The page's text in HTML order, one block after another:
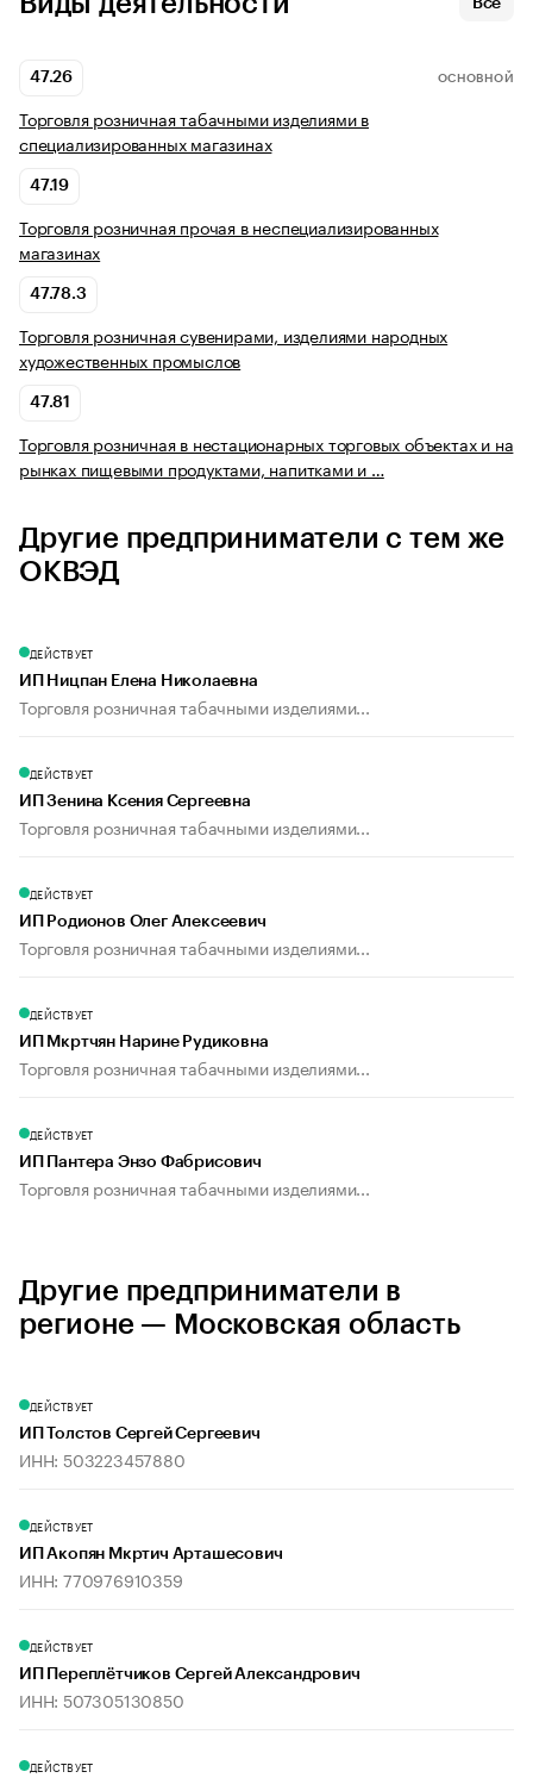
Все
47.26 ОСНОВНОЙ
Торговля розничная табачными изделиями в
специализированных магазинах
47.19
Торговля розничная прочая в неспециализированных
магазинах
47.78.3
Торговля розничная сувенирами, изделиями народных
художественных промыслов
47.81
Торговля розничная в нестационарных торговых объектах и на
рынках пищевыми продуктами, напитками и …
Другие предприниматели с тем же
ОКВЭД
ДЕЙСТВУЕТ
ИП Ницпан Елена Николаевна
Торговля розничная табачными изделиями...
ДЕЙСТВУЕТ
ИП Зенина Ксения Сергеевна
Торговля розничная табачными изделиями...
ДЕЙСТВУЕТ
ИП Родионов Олег Алексеевич
Торговля розничная табачными изделиями...
ДЕЙСТВУЕТ
ИП Мкртчян Нарине Рудиковна
Торговля розничная табачными изделиями...
ДЕЙСТВУЕТ
ИП Пантера Энзо Фабрисович
Торговля розничная табачными изделиями...
Другие предприниматели в
регионе — Московская область
ДЕЙСТВУЕТ
ИП Толстов Сергей Сергеевич
ИНН: 503223457880
ДЕЙСТВУЕТ
ИП Акопян Мкртич Арташесович
ИНН: 770976910359
ДЕЙСТВУЕТ
ИП Переплётчиков Сергей Александрович
ИНН: 507305130850
ДЕЙСТВУЕТ